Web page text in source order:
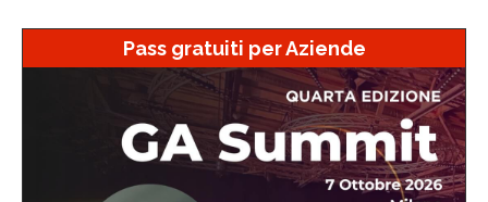
Pass gratuiti per Aziende